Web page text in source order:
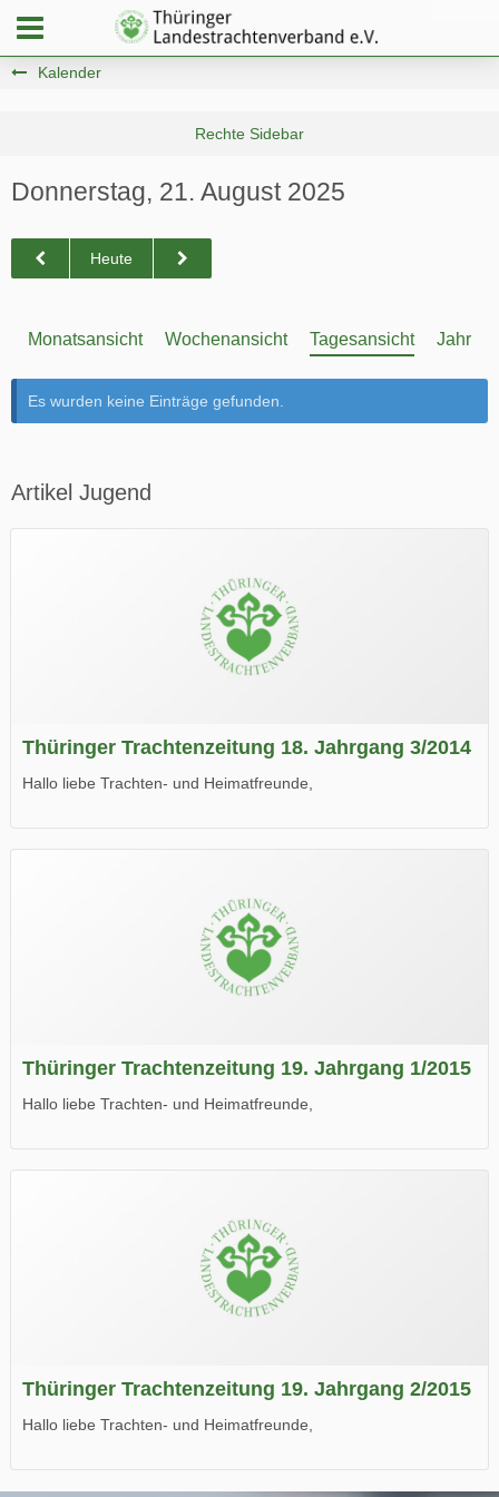
Kalender
Donnerstag, 21. August 2025
Heute
Monatsansicht Wochenansicht Tagesansicht
Es wurden keine Einträge gefunden.
Artikel Jugend
Thüringer Trachtenzeitung 18. Jahrgang 3/2014
Hallo liebe Trachten- und Heimatfreunde,
Wir wünschen Euch viel Spaß beim Lesen.
Thüringer Trachtenzeitung 19. Jahrgang 1/2015
Hallo liebe Trachten- und Heimatfreunde,
Wir wünschen Euch viel Spaß beim Lesen.
Thüringer Trachtenzeitung 19. Jahrgang 2/2015
Hallo liebe Trachten- und Heimatfreunde,
Wir wünschen Euch viel Spaß beim Lesen.